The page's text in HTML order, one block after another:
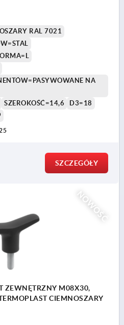
RAL 7021
NA
SZEROKOŚĆ=14,6
D3=18
SZCZEGÓŁY
NOWOŚĆ
ZEWNĘTRZNY M08X30,
CIEMNOSZARY